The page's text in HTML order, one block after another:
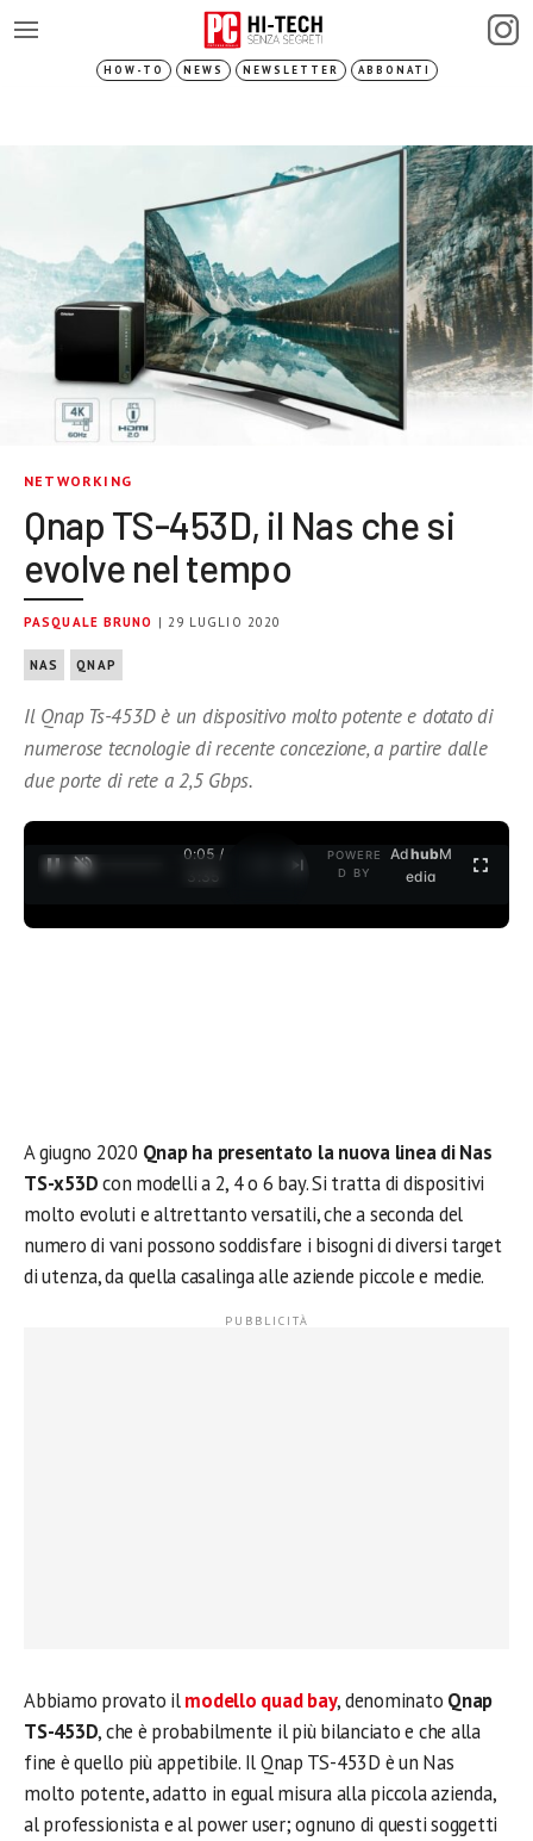
HOW-TO NEWS NEWSLETTER ABBONATI
NETWORKING
Qnap TS-453D, il Nas che si
evolve nel tempo
PASQUALE BRUNO | 29 LUGLIO 2020
NAS QNAP
Il Qnap Ts-453D è un dispositivo molto potente e dotato di
numerose tecnologie di recente concezione, a partire dalle
due porte di rete a 2,5 Gbps.
0:06 /
3:35
POWERE
D BY
AdhubM
edia
A giugno 2020 Qnap ha presentato la nuova linea di Nas
TS-x53Dcon modelli a 2, 4 o 6 bay. Si tratta di dispositivi
molto evoluti e altrettanto versatili, che a seconda del
numero di vani possono soddisfare i bisogni di diversi target
di utenza, da quella casalinga alle aziende piccole e medie.
Abbiamo provato ilmodello quad bay, denominato Qnap
TS-453D, che è probabilmente il più bilanciato e che alla
fine è quello più appetibile. Il Qnap TS-453D è un Nas
molto potente, adatto in egual misura alla piccola azienda,
al professionista e al power user; ognuno di questi soggetti